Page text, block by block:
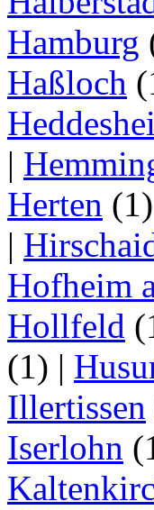
Hamburg
Haßloch
|
Herten (1)
|
Hofheim
Hollfeld
(1) |
Illertissen
Iserlohn